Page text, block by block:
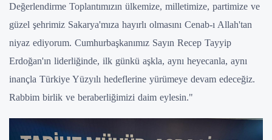
Değerlendirme Toplantımızın ülkemize, milletimize, partimize ve
güzel şehrimiz Sakarya'mıza hayırlı olmasını Cenab-ı Allah'tan
niyaz ediyorum. Cumhurbaşkanımız Sayın Recep Tayyip
Erdoğan'ın liderliğinde, ilk günkü aşkla, aynı heyecanla, aynı
inançla Türkiye Yüzyılı hedeflerine yürümeye devam edeceğiz.
Rabbim birlik ve beraberliğimizi daim eylesin."